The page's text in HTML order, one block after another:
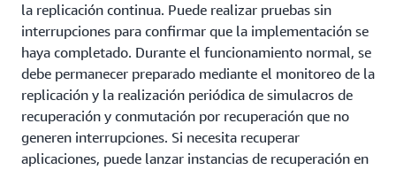
la replicación continua. Puede realizar pruebas sin
interrupciones para confirmar que la implementación se
haya completado. Durante el funcionamiento normal, se
debe permanecer preparado mediante el monitoreo de la
replicación y la realización periódica de simulacros de
recuperación y conmutación por recuperación que no
generen interrupciones. Si necesita recuperar
aplicaciones, puede lanzar instancias de recuperación en